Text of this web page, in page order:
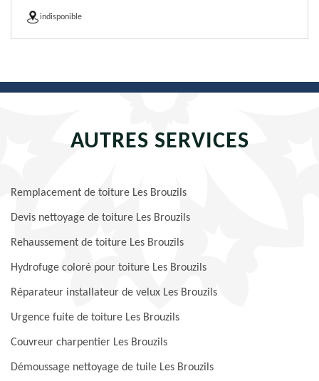
indisponible
AUTRES SERVICES
Remplacement de toiture Les Brouzils
Devis nettoyage de toiture Les Brouzils
Rehaussement de toiture Les Brouzils
Hydrofuge coloré pour toiture Les Brouzils
Réparateur installateur de velux Les Brouzils
Urgence fuite de toiture Les Brouzils
Couvreur charpentier Les Brouzils
Démoussage nettoyage de tuile Les Brouzils